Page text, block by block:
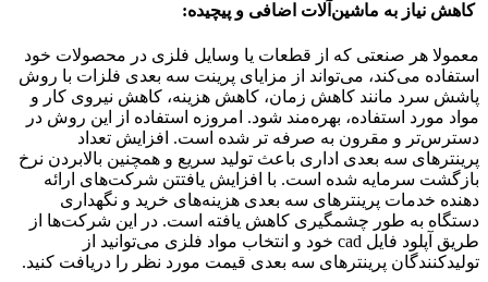
کاهش نیاز به ماشین‌آلات اضافی و پیچیده:
معمولا هر صنعتی که از قطعات یا وسایل فلزی در محصولات خود
استفاده می‌کند، می‌تواند از مزایای پرینت سه بعدی فلزات با روش
پاشش سرد مانند کاهش زمان، کاهش هزینه، کاهش نیروی کار و
مواد مورد استفاده، بهره‌مند شود. امروزه استفاده از این روش در
دسترس‌تر و مقرون به صرفه تر شده است. افزایش تعداد
پرینترهای سه بعدی اداری باعث تولید سریع و همچنین بالابردن نرخ
بازگشت سرمایه شده است. با افزایش یافتتن شرکت‌های ارائه
دهنده خدمات پرینترهای سه بعدی هزینه‌های خرید و نگهداری
دستگاه به طور چشمگیری کاهش یافته است. در این شرکت‌ها از
طریق آپلود فایل cad خود و انتخاب مواد فلزی می‌توانید از
تولیدکنندگان پرینترهای سه بعدی قیمت مورد نظر را دریافت کنید.